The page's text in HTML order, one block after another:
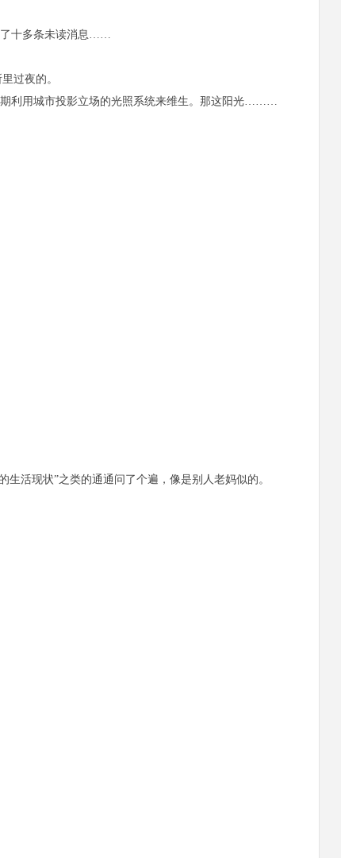
了十多条未读消息……
过夜的。
利用城市投影立场的光照系统来维生。那这阳光………
活现状”之类的通通问了个遍，像是别人老妈似的。